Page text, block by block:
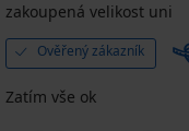
zakoupená velikost uni
Ověřený zákazník
Zatím vše ok